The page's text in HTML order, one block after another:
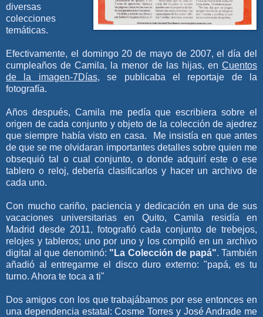
diversas
colecciones
temáticas.
Efectivamente, el domingo 20 de mayo de 2007, el día del
cumpleaños de Camila, la menor de las hijas, en Cuentos
de la imagen-7Días, se publicaba el reportaje de la
fotografía.
Años después, Camila me pedía que escribiera sobre el
origen de cada conjunto y objeto de la colección de ajedrez
que siempre había visto en casa. Me insistía en que antes
de que se me olvidaran importantes detalles sobre quien me
obsequió tal o cual conjunto, o donde adquirí este o ese
tablero o reloj, debería clasificarlos y hacer un archivo de
cada uno.
Con mucho cariño, paciencia y dedicación en una de sus
vacaciones universitarias en Quito, Camila residía en
Madrid desde 2011, fotografió cada conjunto de trebejos,
relojes y tableros; uno por uno y los compiló en un archivo
digital al que denominó: "La Colección de papá". También
añadió al entregarme el disco duro externo: "papá, es tu
turno. Ahora te toca a ti"
Dos amigos con los que trabajábamos por ese entonces en
una dependencia estatal: Cosme Torres y José Andrade me